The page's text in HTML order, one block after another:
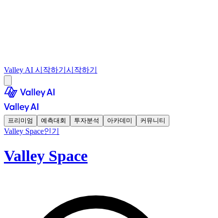
Valley AI 시작하기 시작하기
프리미엄 예측대회 투자분석 아카데미 커뮤니티
Valley Space인기
Valley Space